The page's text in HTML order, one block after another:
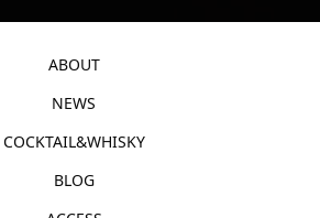
ABOUT
NEWS
COCKTAIL&WHISKY
BLOG